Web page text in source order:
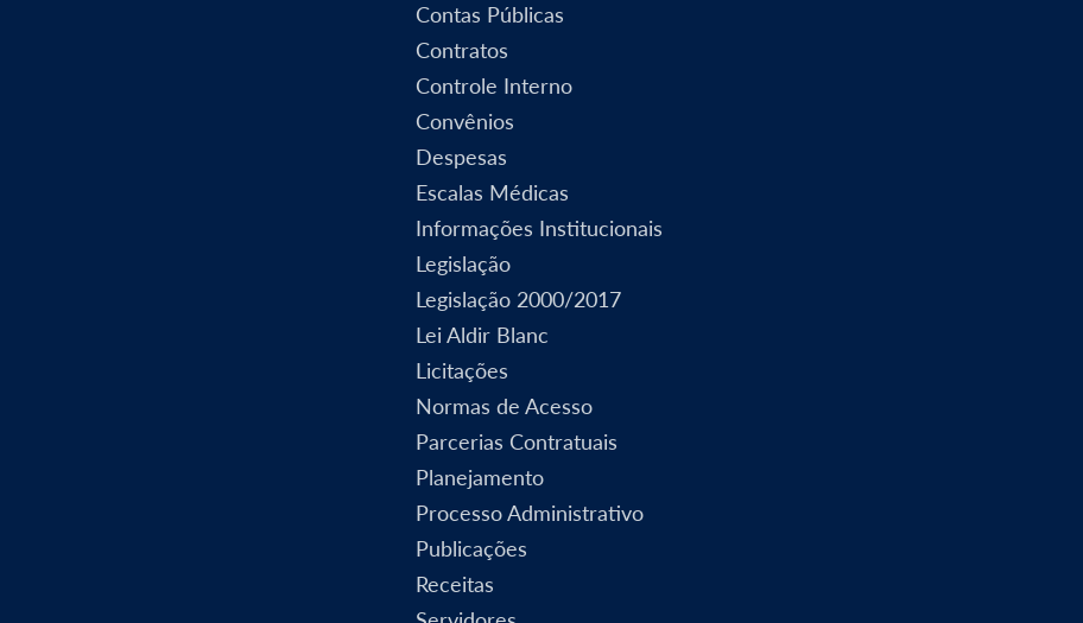
Contas Públicas
Contratos
Controle Interno
Convênios
Despesas
Escalas Médicas
Informações Institucionais
Legislação
Legislação 2000/2017
Lei Aldir Blanc
Licitações
Normas de Acesso
Parcerias Contratuais
Planejamento
Processo Administrativo
Publicações
Receitas